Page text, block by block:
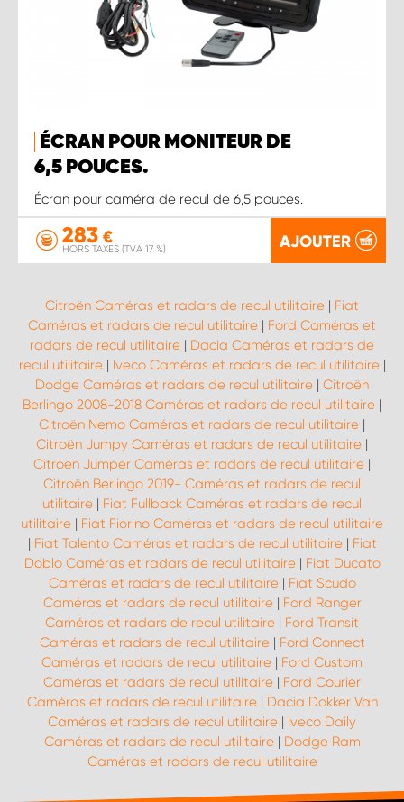
ÉCRAN POUR MONITEUR DE
6,5 POUCES.
Écran pour caméra de recul de 6,5 pouces.
283 €
HORS TAXES (TVA 17 %) AJOUTER
Citroën Caméras et radars de recul utilitaire | Fiat
Caméras et radars de recul utilitaire | Ford Caméras et
radars de recul utilitaire | Dacia Caméras et radars de
recul utilitaire| Iveco Caméras et radars de recul utilitaire|
Dodge Caméras et radars de recul utilitaire | Citroën
Berlingo 2008-2018 Caméras et radars de recul utilitaire |
Citroën Nemo Caméras et radars de recul utilitaire |
Citroën Jumpy Caméras et radars de recul utilitaire |
Citroën Jumper Caméras et radars de recul utilitaire |
Citroën Berlingo 2019- Caméras et radars de recul
utilitaire | Fiat Fullback Caméras et radars de recul
utilitaire | Fiat Fiorino Caméras et radars de recul utilitaire
| Fiat Talento Caméras et radars de recul utilitaire| Fiat
Doblo Caméras et radars de recul utilitaire| Fiat Ducato
Caméras et radars de recul utilitaire| Fiat Scudo
Caméras et radars de recul utilitaire| Ford Ranger
Caméras et radars de recul utilitaire | Ford Transit
Caméras et radars de recul utilitaire| Ford Connect
Caméras et radars de recul utilitaire | Ford Custom
Caméras et radars de recul utilitaire | Ford Courier
Caméras et radars de recul utilitaire| Dacia Dokker Van
Caméras et radars de recul utilitaire | Iveco Daily
Caméras et radars de recul utilitaire| Dodge Ram
Caméras et radars de recul utilitaire